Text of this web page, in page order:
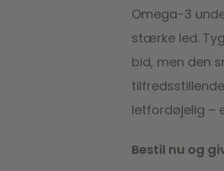
Omega-3
stærke led.
bid, men den
letfordøjelig –
Bestil nu og